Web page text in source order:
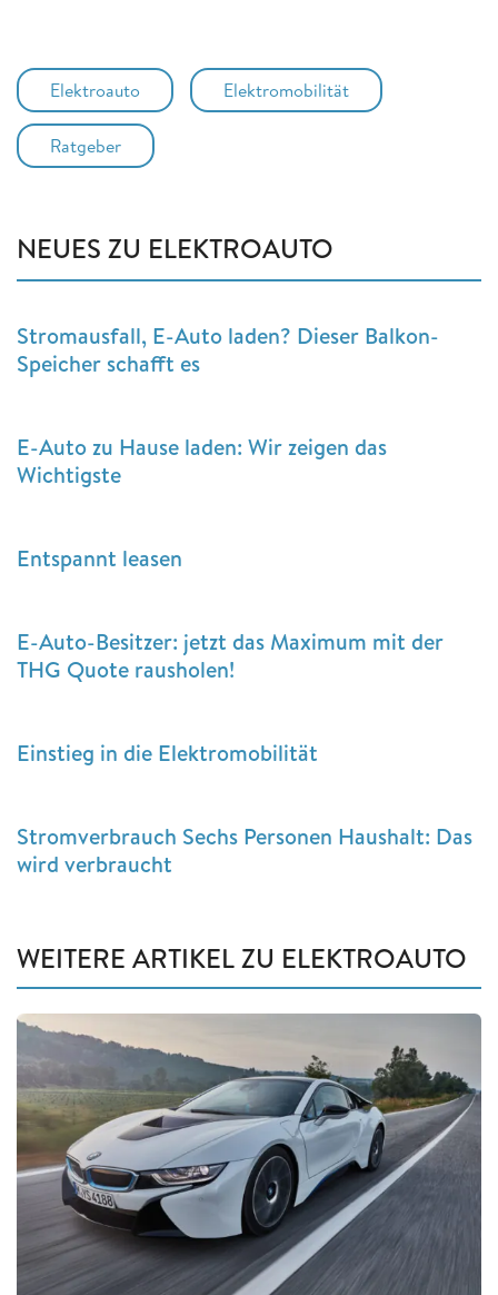
Elektroauto Elektromobilität
Ratgeber
NEUES ZU ELEKTROAUTO
Stromausfall, E-Auto laden? Dieser Balkon-
Speicher schafft es
E-Auto zu Hause laden: Wir zeigen das
Wichtigste
Entspannt leasen
E-Auto-Besitzer: jetzt das Maximum mit der
THG Quote rausholen!
Einstieg in die Elektromobilität
Stromverbrauch Sechs Personen Haushalt: Das
wird verbraucht
WEITERE ARTIKEL ZU ELEKTROAUTO